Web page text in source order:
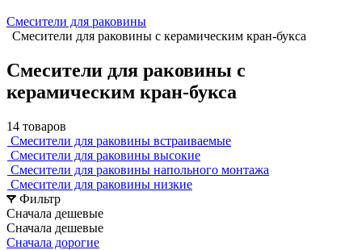
Смесители для раковины
Смесители для раковины с керамическим кран-букса
Смесители для раковины с
керамическим кран-букса
14 товаров
Смесители для раковины встраиваемые
Смесители для раковины высокие
Смесители для раковины напольного монтажа
Смесители для раковины низкие
Фильтр
Сначала дешевые
Сначала дешевые
Сначала дорогие